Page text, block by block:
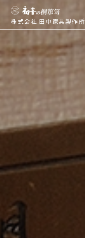
株式会社 田中家具製作所